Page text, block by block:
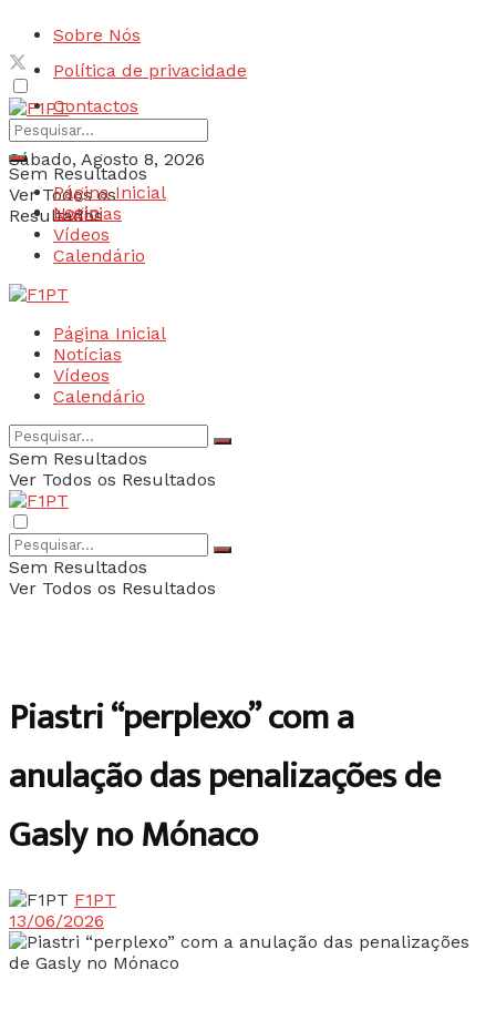
Sobre Nós
Política de privacidade
Contactos
Sábado, Agosto 8, 2026
Login
Sem Resultados
Ver Todos os
Resultados
Página Inicial
Notícias
Vídeos
Calendário
Página Inicial
Notícias
Vídeos
Calendário
Sem Resultados
Ver Todos os Resultados
Sem Resultados
Ver Todos os Resultados
Piastri “perplexo” com a
anulação das penalizações de
Gasly no Mónaco
F1PT
13/06/2026